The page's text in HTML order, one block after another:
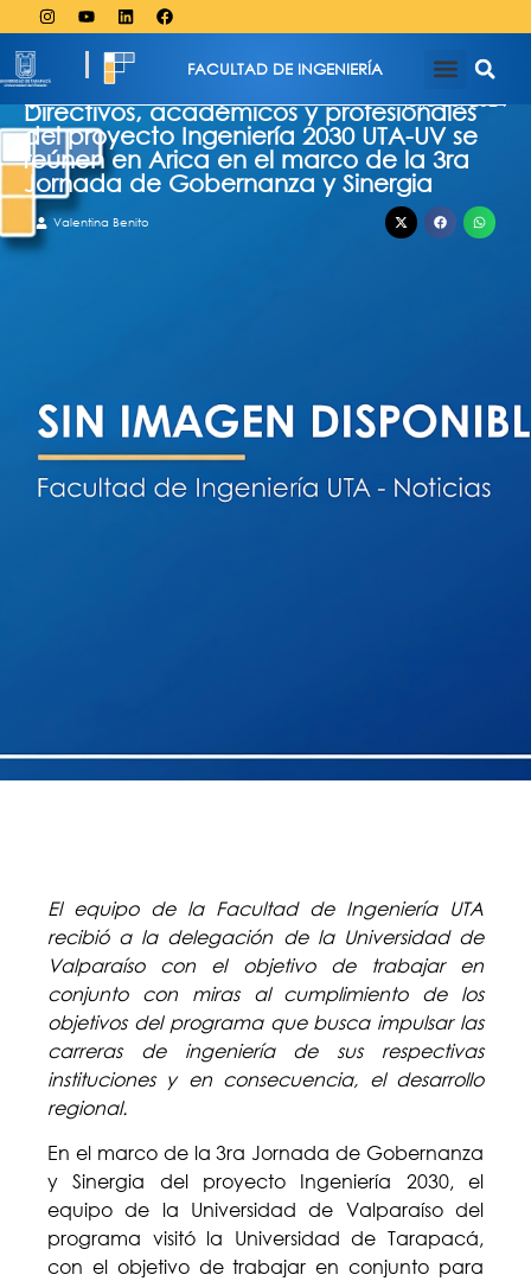
FACULTAD DE INGENIERÍA
julio 26, 2024
Directivos, académicos y profesionales
del proyecto Ingeniería 2030 UTA-UV se
reúnen en Arica en el marco de la 3ra
Jornada de Gobernanza y Sinergia
Valentina Benito
El equipo de la Facultad de Ingeniería UTA
recibió a la delegación de la Universidad de
Valparaíso con el objetivo de trabajar en
conjunto con miras al cumplimiento de los
objetivos del programa que busca impulsar las
carreras de ingeniería de sus respectivas
instituciones y en consecuencia, el desarrollo
regional.
En el marco de la 3ra Jornada de Gobernanza
y Sinergia del proyecto Ingeniería 2030, el
equipo de la Universidad de Valparaíso del
programa visitó la Universidad de Tarapacá,
con el objetivo de trabajar en conjunto para